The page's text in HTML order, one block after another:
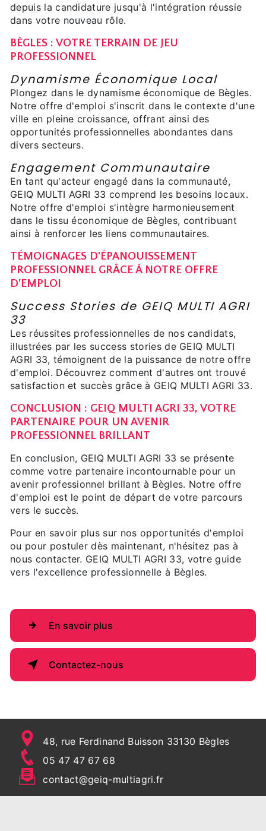
depuis la candidature jusqu'à l'intégration réussie
dans votre nouveau rôle.
BÈGLES : VOTRE TERRAIN DE JEU
PROFESSIONNEL
Dynamisme Économique Local
Plongez dans le dynamisme économique de Bègles.
Notre offre d'emploi s'inscrit dans le contexte d'une
ville en pleine croissance, offrant ainsi des
opportunités professionnelles abondantes dans
divers secteurs.
Engagement Communautaire
En tant qu'acteur engagé dans la communauté,
GEIQ MULTI AGRI 33 comprend les besoins locaux.
Notre offre d'emploi s'intègre harmonieusement
dans le tissu économique de Bègles, contribuant
ainsi à renforcer les liens communautaires.
TÉMOIGNAGES D'ÉPANOUISSEMENT
PROFESSIONNEL GRÂCE À NOTRE OFFRE
D'EMPLOI
Success Stories de GEIQ MULTI AGRI
33
Les réussites professionnelles de nos candidats,
illustrées par les success stories de GEIQ MULTI
AGRI 33, témoignent de la puissance de notre offre
d'emploi. Découvrez comment d'autres ont trouvé
satisfaction et succès grâce à GEIQ MULTI AGRI 33.
CONCLUSION : GEIQ MULTI AGRI 33, VOTRE
PARTENAIRE POUR UN AVENIR
PROFESSIONNEL BRILLANT
En conclusion, GEIQ MULTI AGRI 33 se présente
comme votre partenaire incontournable pour un
avenir professionnel brillant à Bègles. Notre offre
d'emploi est le point de départ de votre parcours
vers le succès.
Pour en savoir plus sur nos opportunités d'emploi
ou pour postuler dès maintenant, n'hésitez pas à
nous contacter. GEIQ MULTI AGRI 33, votre guide
vers l'excellence professionnelle à Bègles.
En savoir plus
Contactez-nous
48, rue Ferdinand Buisson 33130 Bègles
05 47 47 67 68
contact@geiq-multiagri.fr